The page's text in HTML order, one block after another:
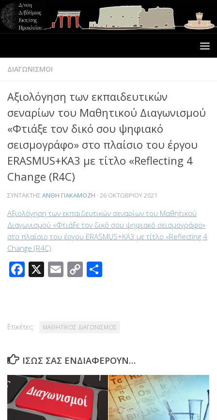
ΔΙΑΓΩΝΙΣΜΟΙ
Αξιολόγηση των εκπαιδευτικών
σεναρίων του Μαθητικού Διαγωνισμού
«Φτιάξε τον δικό σου ψηφιακό
σεισμογράφο» στο πλαίσιο του έργου
ERASMUS+KA3 με τίτλο «Reflecting 4
Change (R4C)
ΣΥΝΤΆΚΤΗΣΑΝΘΗ ΓΙΑΚΑΜΟΖΗ · 26 ΟΚΤΩΒΡΊΟΥ 2021
Αξιολόγηση των εκπαιδευτικών σεναρίων του Μαθητικού
Διαγωνισμού «Φτιάξε τον δικό σου ψηφιακό σεισμογράφο»
στο πλαίσιο του έργου ERASMUS+KA3 με τίτλο «Reflecting 4
Change (R4C)
Facebook
X Email
Copy
Ετικέτες: ΜΑΘΗΤΙΚΟΣ ΔΙΑΓΩΝΙΣΜΟΣ
ΊΣΩΣ ΣΑΣ ΕΝΔΙΑΦΈΡΟΥΝ…